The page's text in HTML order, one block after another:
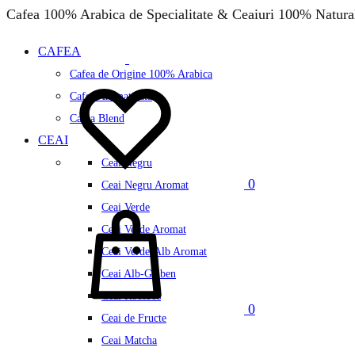
Cafea 100% Arabica de Specialitate & Ceaiuri 100%
CAFEA
Cafea de Origine 100% Arabica
Cafea Aromatizata
Cafea Blend
CEAI
Ceai Negru
Ceai Negru Aromat
Ceai Verde
Ceai Verde Aromat
Ceai Verde-Alb Aromat
Ceai Alb-Galben
Ceai Rooibos
Ceai de Fructe
Ceai Matcha
0
0